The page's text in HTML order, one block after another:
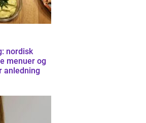
nordisk
menuer og
anledning